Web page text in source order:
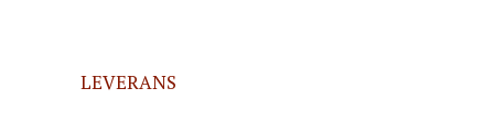
LEVERANS